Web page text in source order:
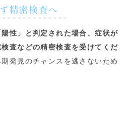
精密検査へ
性」と判定された場合、症状が
査などの精密検査を受けてくだ
発見のチャンスを逃さないため